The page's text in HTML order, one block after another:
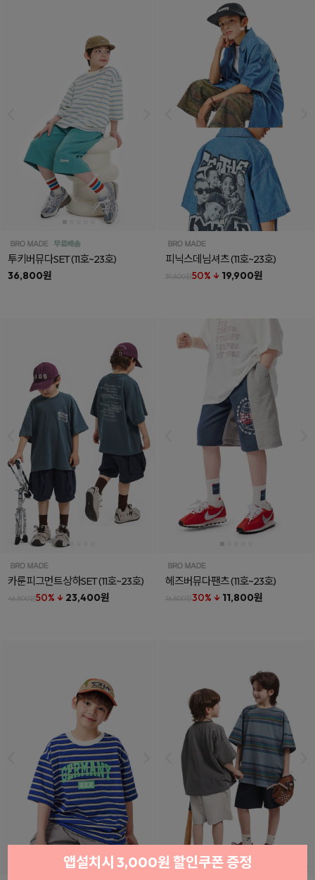
투키버뮤다SET(11호~23호)
36,800원
피닉스데님셔츠(11호~23호)
39,800원50% ↓ 19,900원
카룬피그먼트상하SET(11호~23호)
46,800원50% ↓ 23,400원
헤즈버뮤다팬츠(11호~23호)
16,800원30% ↓ 11,800원
앱설치시 3,000원 할인쿠폰 증정